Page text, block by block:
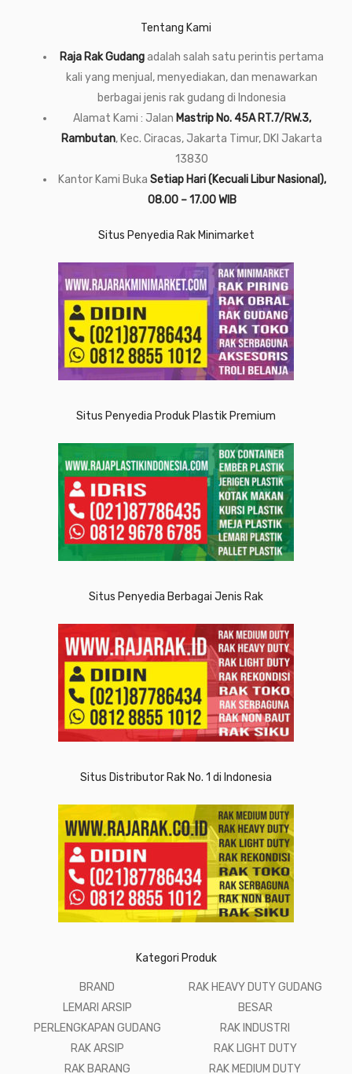
Tentang Kami
Raja Rak Gudangadalah salah satu perintis pertama
kali yang menjual, menyediakan, dan menawarkan
berbagai jenis rak gudang di Indonesia
Alamat Kami : Jalan Mastrip No. 45A RT.7/RW.3,
Rambutan, Kec. Ciracas, Jakarta Timur, DKI Jakarta
13830
Kantor Kami Buka Setiap Hari (Kecuali Libur Nasional),
08.00 – 17.00 WIB
Situs Penyedia Rak Minimarket
Situs Penyedia Produk Plastik Premium
Situs Penyedia Berbagai Jenis Rak
Situs Distributor Rak No. 1 di Indonesia
Kategori Produk
BRAND
LEMARI ARSIP
PERLENGKAPAN GUDANG
RAK ARSIP
RAK BARANG
RAK HEAVY DUTY GUDANG
BESAR
RAK INDUSTRI
RAK LIGHT DUTY
RAK MEDIUM DUTY